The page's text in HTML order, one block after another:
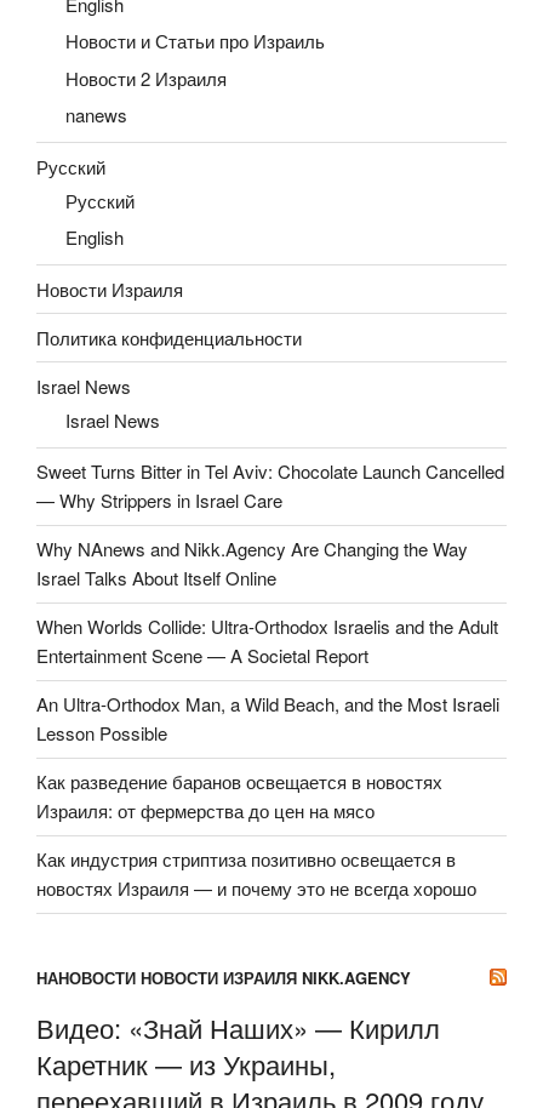
Новости и Статьи про Израиль
Новости 2 Израиля
nanews
Русский
Русский
English
Новости Израиля
Политика конфиденциальности
Israel News
Israel News
Sweet Turns Bitter in Tel Aviv: Chocolate Launch Cancelled
— Why Strippers in Israel Care
Why NAnews and Nikk.Agency Are Changing the Way
Israel Talks About Itself Online
When Worlds Collide: Ultra-Orthodox Israelis and the Adult
Entertainment Scene — A Societal Report
An Ultra-Orthodox Man, a Wild Beach, and the Most Israeli
Lesson Possible
Как разведение баранов освещается в новостях
Израиля: от фермерства до цен на мясо
Как индустрия стриптиза позитивно освещается в
новостях Израиля — и почему это не всегда хорошо
НАНОВОСТИ НОВОСТИ ИЗРАИЛЯ NIKK.AGENCY
Видео: «Знай Наших» — Кирилл
Каретник — из Украины,